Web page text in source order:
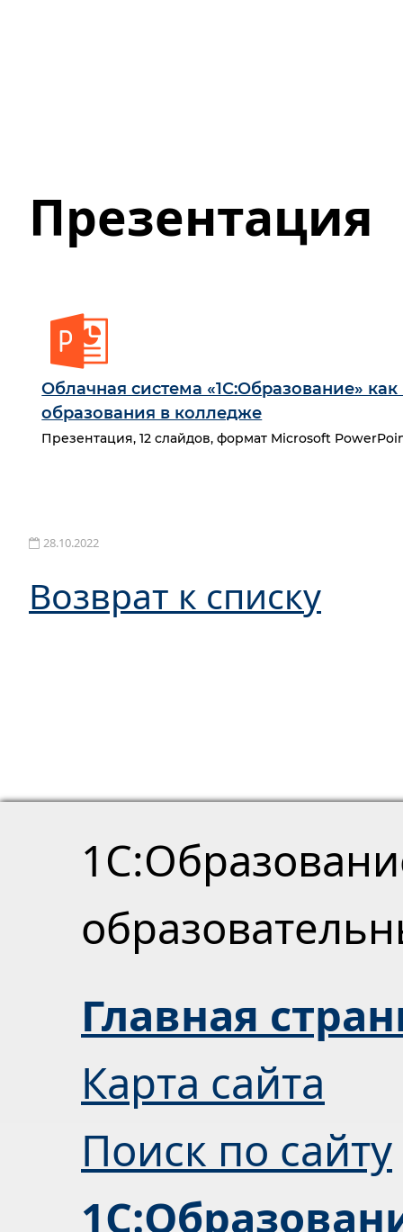
Презентация
Облачная система «1С:Образование»
образования в колледже
Презентация, 12 слайдов, формат Microsoft
28.10.2022
Возврат к списку
Главная
Карта сайта
Поиск по сайту